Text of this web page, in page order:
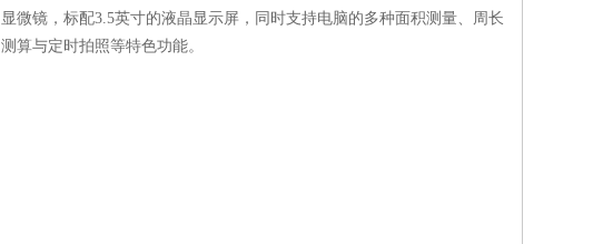
显微镜，标配3.5英寸的液晶显示屏，同时支持电脑的多种面积测量、周长
测算与定时拍照等特色功能。